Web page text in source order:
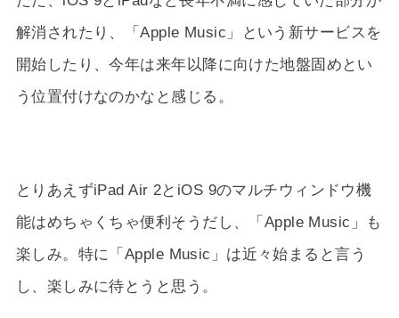
解消されたり、「Apple Music」という新サービスを
開始したり、今年は来年以降に向けた地盤固めとい
う位置付けなのかなと感じる。
とりあえずiPad Air 2とiOS 9のマルチウィンドウ機
能はめちゃくちゃ便利そうだし、「Apple Music」も
楽しみ。特に「Apple Music」は近々始まると言う
し、楽しみに待とうと思う。